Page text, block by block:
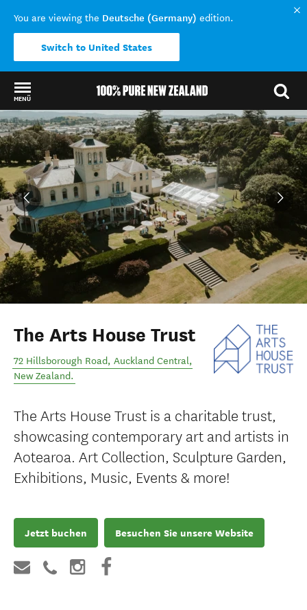
You are viewing the Deutsche (Germany) edition.
Switch to United States
MENÜ
Back to my results
The Arts House Trust
72 Hillsborough Road, Auckland Central,
New Zealand.
The Arts House Trust is a charitable trust,
showcasing contemporary art and artists in
Aotearoa. Art Collection, Sculpture Garden,
Exhibitions, Music, Events & more!
Jetzt buchen Besuchen Sie unsere Website